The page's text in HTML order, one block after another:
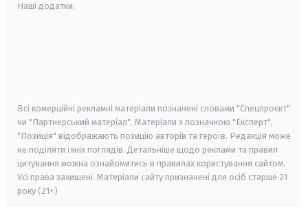
Наші додатки:
Всі комерційні рекламні матеріали позначені словами "Спецпроєкт"
чи "Партнерський матеріал". Матеріали з позначкою "Експерт",
"Позиція" відображають позицію авторів та героїв. Редакція може
не поділяти їхніх поглядів. Детальніше щодо реклами та правил
цитування можна ознайомитись в правилах користування сайтом.
Усі права захищені. Матеріали сайту призначені для осіб старше 21
року (21+)